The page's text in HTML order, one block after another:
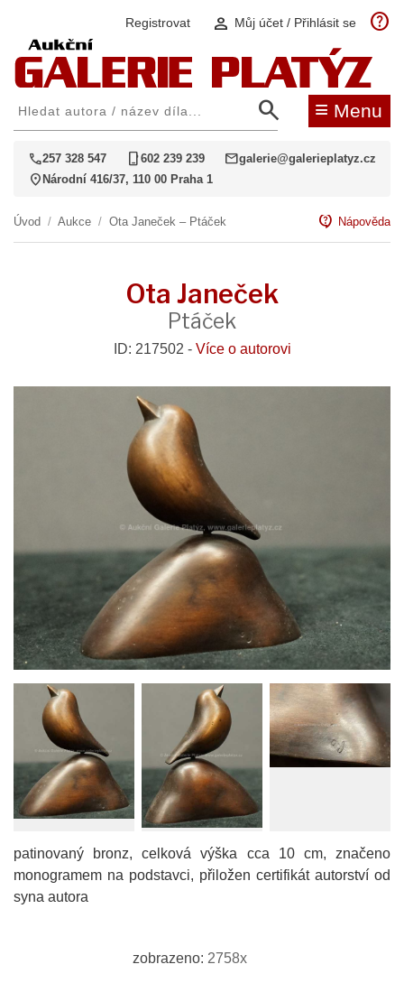
Registrovat person Můj účet / Přihlásit se help
search ≡ Menu
call257 328 547 phone_iphone602 239 239 mailgalerie@galerieplatyz.cz
location_on Národní 416/37, 110 00 Praha 1
Úvod / Aukce / Ota Janeček – Ptáček contact_support Nápověda
Ota Janeček
Ptáček
ID: 217502 - Více o autorovi
patinovaný bronz, celková výška cca 10 cm, značeno
monogramem na podstavci, přiložen certifikát autorství od
syna autora
zobrazeno: 2758x